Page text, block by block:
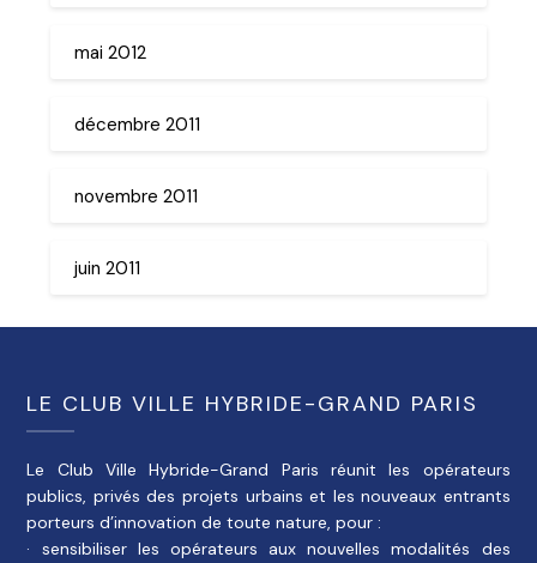
mai 2012
décembre 2011
novembre 2011
juin 2011
LE CLUB VILLE HYBRIDE-GRAND PARIS
Le Club Ville Hybride-Grand Paris réunit les opérateurs
publics, privés des projets urbains et les nouveaux entrants
porteurs d’innovation de toute nature, pour :
· sensibiliser les opérateurs aux nouvelles modalités des